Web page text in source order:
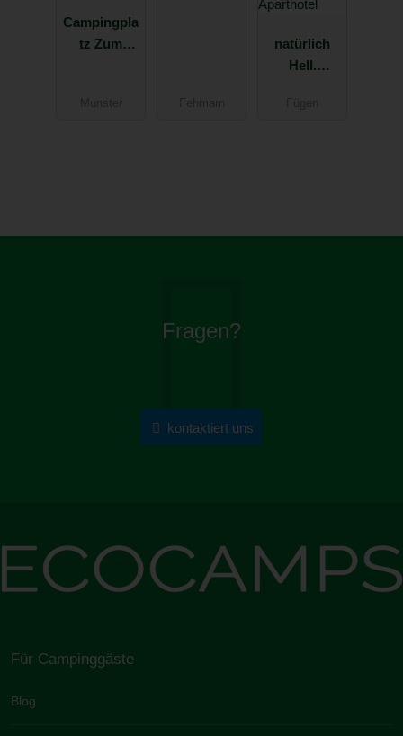
Campingpla
tz Zum
natürlich
Hell.
Fragen?
kontaktiert uns
Für Campinggäste
Blog